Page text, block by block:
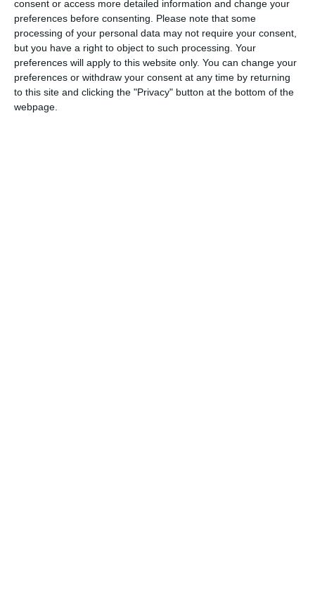
consent or access more detailed information and change your
preferences before consenting.
Please note that some
processing of your personal data may not require your consent,
but you have a right to object to such processing. Your
preferences will apply to this website only. You can change your
preferences or withdraw your consent at any time by returning
to this site and clicking the "Privacy" button at the bottom of the
webpage.
Rompetrol Logistics SRL, Midia Marine Terminal
SRL și Byron Shipping SRL.
Rompetrol Downstream SRL este acționar și în cadrul
Rompetrol Logistics SRL și KMG Rompetrol Development
SRL.
Cifra de afaceri